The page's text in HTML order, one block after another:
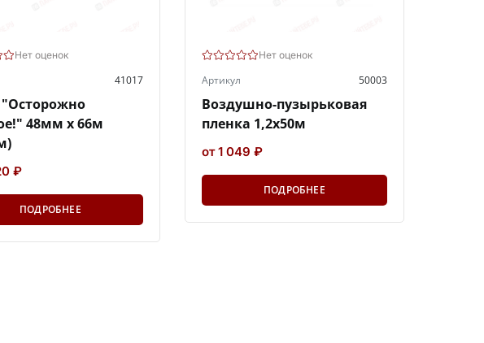
Нет оценок
41017
"Осторожно
48мм х 66м
₽
ПОДРОБНЕЕ
Нет оценок
Артикул 50003
Воздушно-пузырьковая
пленка 1,2х50м
от 1 049 ₽
ПОДРОБНЕЕ